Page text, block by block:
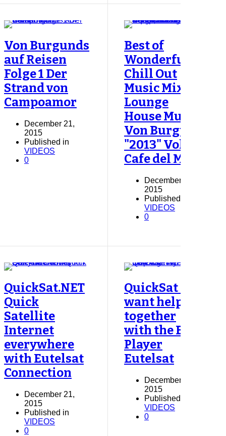
Von Burgunds
auf Reisen
Folge 1 Der
Strand von
Campoamor
December 21,
2015
Published in
VIDEOS
0
Best of
Wonderful
Chill Out
Music Mix &
Lounge
House Music
Von Burgund
"2013" Vol.2
Cafe del Mar
December 21,
2015
Published in
VIDEOS
0
QuickSat.NET
Quick
Satellite
Internet
everywhere
with Eutelsat
Connection
December 21,
2015
Published in
VIDEOS
0
QuickSat NET
want help
together
with the BIG
Player
Eutelsat
December 21,
2015
Published in
VIDEOS
0